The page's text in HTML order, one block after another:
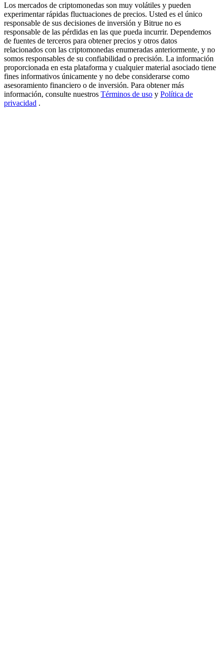
Precious Metals Trading Carnival
Trade Gold & Silver · 33,333 USDT Bonus
USDT New User Exclusive 10% APR
USDT Flexible Staking | Daily Rewards
Los mercados de criptomonedas son muy volátiles y pueden
experimentar rápidas fluctuaciones de precios. Usted es el único
responsable de sus decisiones de inversión y Bitrue no es
responsable de las pérdidas en las que pueda incurrir. Dependemos
de fuentes de terceros para obtener precios y otros datos
relacionados con las criptomonedas enumeradas anteriormente, y no
somos responsables de su confiabilidad o precisión. La información
proporcionada en esta plataforma y cualquier material asociado tiene
fines informativos únicamente y no debe considerarse como
asesoramiento financiero o de inversión. Para obtener más
información, consulte nuestros Términos de uso y Política de
privacidad .